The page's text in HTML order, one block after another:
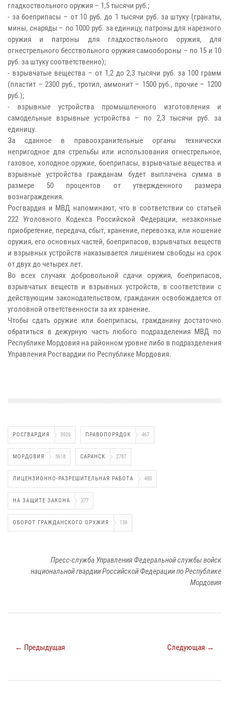
гладкоствольного оружия – 1,5 тысячи руб.;
- за боеприпасы – от 10 руб. до 1 тысячи руб. за штуку (гранаты,
мины, снаряды – по 1000 руб. за единицу, патроны для нарезного
оружия и патроны для гладкоствольного оружия, для
огнестрельного бесствольного оружия самообороны – по 15 и 10
руб. за штуку соответственно);
- взрывчатые вещества – от 1,2 до 2,3 тысячи руб. за 100 грамм
(пластит – 2300 руб., тротил, аммонит – 1500 руб., прочие – 1200
руб.);
- взрывные устройства промышленного изготовления и
самодельные взрывные устройства – по 2,3 тысячи руб. за
единицу.
За сданное в правоохранительные органы технически
непригодное для стрельбы или использования огнестрельное,
газовое, холодное оружие, боеприпасы, взрывчатые вещества и
взрывные устройства гражданам будет выплачена сумма в
размере 50 процентов от утвержденного размера
вознаграждения.
Росгвардия и МВД напоминают, что в соответствии со статьей
222 Уголовного Кодекса Российской Федерации, незаконные
приобретение, передача, сбыт, хранение, перевозка, или ношение
оружия, его основных частей, боеприпасов, взрывчатых веществ
и взрывных устройств наказывается лишением свободы на срок
от двух до четырех лет.
Во всех случаях добровольной сдачи оружия, боеприпасов,
взрывчатых веществ и взрывных устройств, в соответствии с
действующим законодательством, гражданин освобождается от
уголовной ответственности за их хранение.
Чтобы сдать оружие или боеприпасы, гражданину достаточно
обратиться в дежурную часть любого подразделения МВД по
Республике Мордовия на районном уровне либо в подразделения
Управления Росгвардии по Республике Мордовия.
РОСГВАРДИЯ 3926 ПРАВОПОРЯДОК 467
МОРДОВИЯ 3618 САРАНСК 2787
ЛИЦЕНЗИОННО-РАЗРЕШИТЕЛЬНАЯ РАБОТА 480
НА ЗАЩИТЕ ЗАКОНА 277
ОБОРОТ ГРАЖДАНСКОГО ОРУЖИЯ 139
Пресс-служба Управления Федеральной службы войск
национальной гвардии Российской Федерации по Республике
Мордовия
← Предыдущая Следующая →